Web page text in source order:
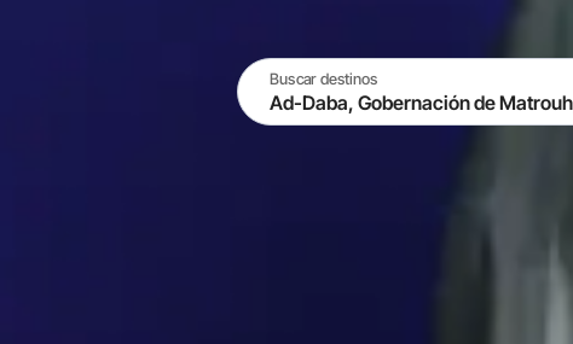
Buscar destinos